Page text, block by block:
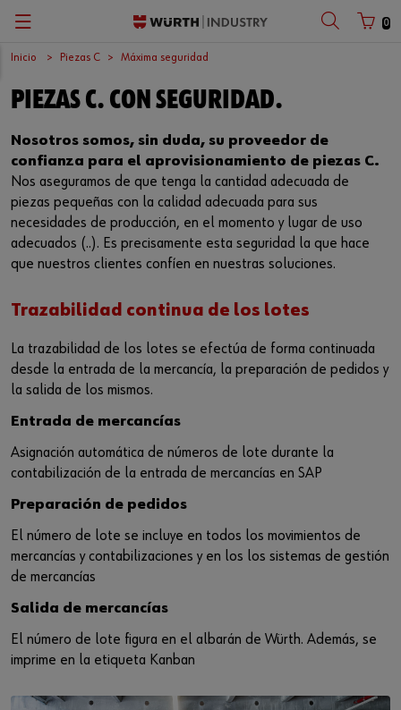
0
Zurück
Número de socio
Contraseña
Recordar datos de acceso
o
¿Le gustaría ser un cliente online?
Regístrese aquí en tres pasos sencillos para usar todas las
funciones de la tienda.
Ventas solo para clientes empresariales
Registrarse ahora
Zurück
Gestión de piezas C
Máxima seguridad
Sistema Kanban
Sistemas para los puestos de trabajo
Gestión de materiales
Industrias
Zurück
Seguridad laboral
Productos químicos
Productos de aplicación específica
Surtidos
Herramientas
Zurück
Calidad
Superficies
Zurück
Empresa
Centro logístico europeo
Internacional
Sostenibilidad
Ferias
Descarga
Zurück
El trabajo perfecto
Oportunidades laborales
Zurück
Español
English
Inicio Piezas C Máxima seguridad
PIEZAS C. CON SEGURIDAD.
Nosotros somos, sin duda, su proveedor de
confianza para el aprovisionamiento de piezas C.
Nos aseguramos de que tenga la cantidad adecuada de
piezas pequeñas con la calidad adecuada para sus
necesidades de producción, en el momento y lugar de uso
adecuados (..). Es precisamente esta seguridad la que hace
que nuestros clientes confíen en nuestras soluciones.
Trazabilidad continua de los lotes
La trazabilidad de los lotes se efectúa de forma continuada
desde la entrada de la mercancía, la preparación de pedidos y
la salida de los mismos.
Entrada de mercancías
Asignación automática de números de lote durante la
contabilización de la entrada de mercancías en SAP
Preparación de pedidos
El número de lote se incluye en todos los movimientos de
mercancías y contabilizaciones y en los los sistemas de gestión
de mercancías
Salida de mercancías
El número de lote figura en el albarán de Würth. Además, se
imprime en la etiqueta Kanban